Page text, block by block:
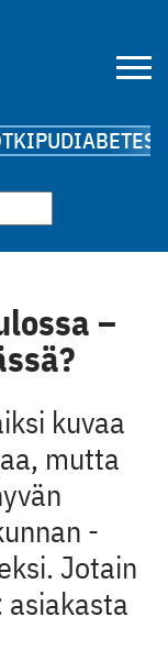
KIPUDIABETES
–
kuvaa
mutta
Jotain
­asiakasta